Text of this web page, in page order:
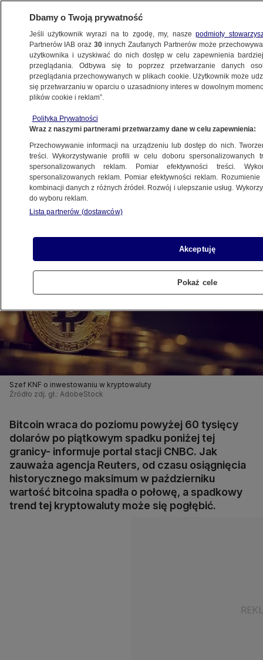
BIZNES
RYNKI
kryptowalut
Oprac.Paulina Karpińska
9.06.2026, 19:40
Posłuchaj artykułu
Czyta lektor AI
Szef KNF o inwestowaniu w kryptowaluty
Źródło zdj. gł.: AdobeStock
Bitcoin wraca do poziomu powyżej 60 tysięcy
dolarów po piątkowym spadku poniżej tej
granicy- informuje portal stacji CNBC. Jak
zauważa agencja Reuters, od czasu osiągnięcia
historycznego maksimum w październiku
wartość bitcoina spadła o połowę, a spadkowy
trend tej kryptowaluty może się pogłębić.
Dbamy o Twoją prywatność
Jeśli użytkownik wyrazi na to zgodę, my, naszepodmioty
Partnerów IAB oraz30 innych Zaufanych Partnerów może
użytkownika i uzyskiwać do nich dostęp w celu zapewnienia
przeglądania. Odbywa się to poprzez przetwarzanie danych
przeglądania przechowywanych w plikach cookie. Użytkownik może
się przetwarzaniu w oparciu o uzasadniony interes w dowolnym
plików cookie i reklam”.
Polityka Prywatności
Wraz z naszymi partnerami przetwarzamy dane w celu zapewnienia:
Przechowywanie informacji na urządzeniu lub dostęp do nich.
treści. Wykorzystywanie profili w celu doboru spersonalizowanych
spersonalizowanych reklam. Pomiar efektywności treści.
spersonalizowanych reklam. Pomiar efektywności reklam.
kombinacji danych z różnych źródeł. Rozwój i ulepszanie usług.
do wyboru reklam.
Lista partnerów (dostawców)
Akceptuję
Pokaż cele